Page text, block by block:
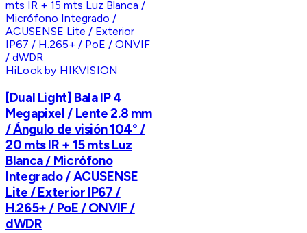
HiLook by HIKVISION
[Dual Light] Bala IP 4
Megapixel / Lente 2.8 mm
/ Ángulo de visión 104° /
20 mts IR + 15 mts Luz
Blanca / Micrófono
Integrado / ACUSENSE
Lite / Exterior IP67 /
H.265+ / PoE / ONVIF /
dWDR